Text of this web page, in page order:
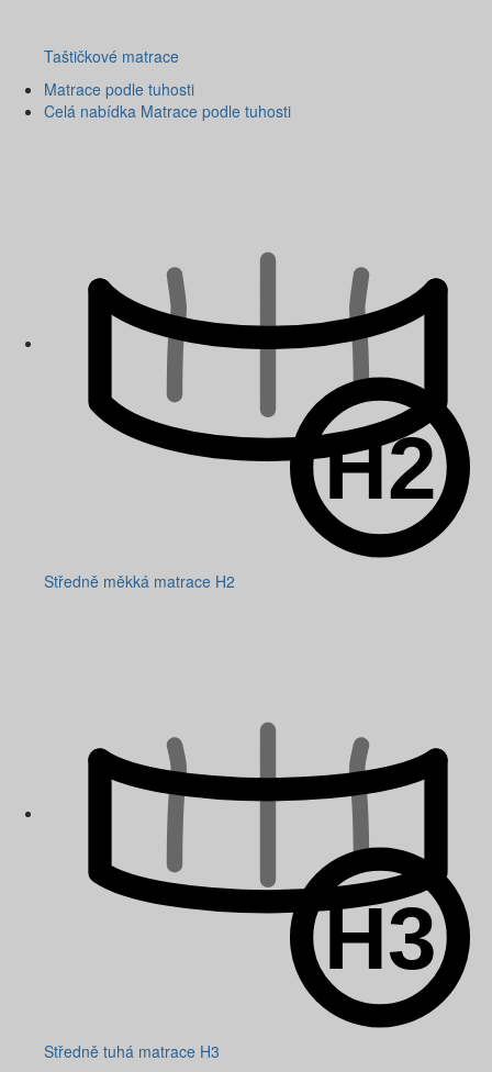
Taštičkové matrace
Matrace podle tuhosti
Celá nabídka Matrace podle tuhosti
Středně měkká matrace H2
Středně tuhá matrace H3